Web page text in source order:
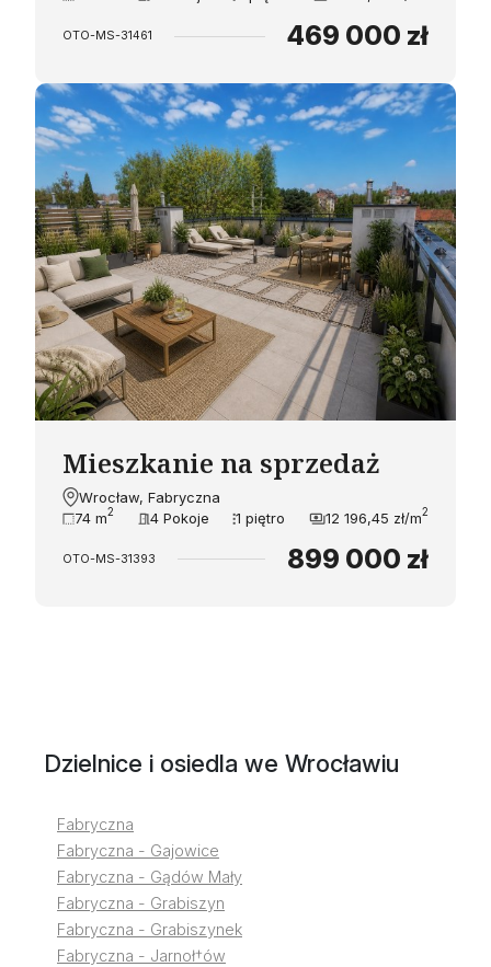
OTO-MS-31461 469 000 zł
Mieszkanie na sprzedaż
Wrocław, Fabryczna
74 m2 4 Pokoje 1 piętro 12 196,45 zł/m2
OTO-MS-31393 899 000 zł
Dzielnice i osiedla we Wrocławiu
Fabryczna
Fabryczna - Gajowice
Fabryczna - Gądów Mały
Fabryczna - Grabiszyn
Fabryczna - Grabiszynek
Fabryczna - Jarnoł†ów